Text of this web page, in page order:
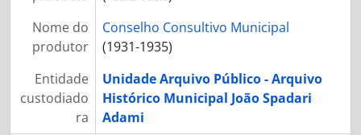
Nome do
produtor
Conselho Consultivo Municipal
(1931-1935)
Entidade
custodiado
ra
Unidade Arquivo Público - Arquivo
Histórico Municipal João Spadari
Adami